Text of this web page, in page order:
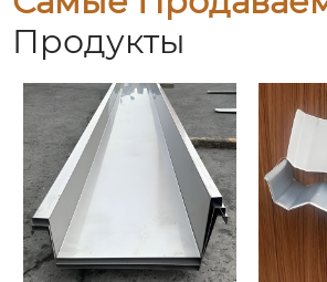
Продукты